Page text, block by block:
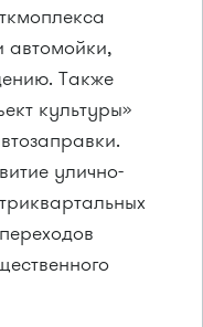
автомойки,
Также
культуры»
улично-